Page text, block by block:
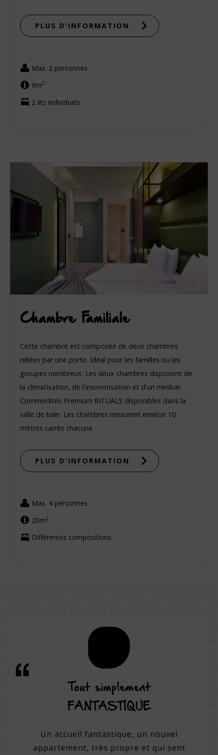
PLUS D'INFORMATION
Max. 2 personnes
9m2
2 lits individuels
Chambre Familiale
Cette chambre est composée de deux chambres
reliées par une porte. Idéal pour les familles ou les
groupes nombreux. Les deux chambres disposent de
la climatisation, de l'insonorisation et d'un minibar.
Commodités Premium RITUALS disponibles dans la
salle de bain. Les chambres mesurent environ 10
mètres carrés chacune.
PLUS D'INFORMATION
Max. 4 personnes
20m2
Différentes compositions
Tout simplement
FANTASTIQUE
Un accueil fantastique, un nouvel
appartement, très propre et qui sent